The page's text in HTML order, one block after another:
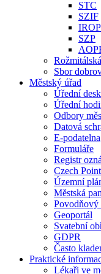
STC
SZIF
IROP
SZP
Sbor
Městský úřad
Úřední
Úřední
Odbory
Datová
E-podatelna
Formuláře
Registr
Czech Point
Územní
Městská
Povodňový
Geoportál
Svatební
GDPR
Často
Praktické
Lékaři ve